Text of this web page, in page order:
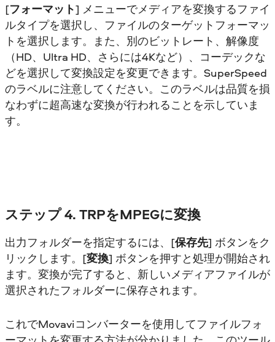
[フォーマット] メニューでメディアを変換するファイ
ルタイプを選択し、ファイルのターゲットフォーマッ
トを選択します。また、別のビットレート、解像度
（HD、Ultra HD、さらには4Kなど）、コーデックな
どを選択して変換設定を変更できます。SuperSpeed
のラベルに注意してください。このラベルは品質を損
なわずに超高速な変換が行われることを示していま
す。
ステップ 4. TRPをMPEGに変換
出力フォルダーを指定するには、[保存先] ボタンをク
リックします。[変換] ボタンを押すと処理が開始され
ます。変換が完了すると、新しいメディアファイルが
選択されたフォルダーに保存されます。
これでMovaviコンバーターを使用してファイルフォ